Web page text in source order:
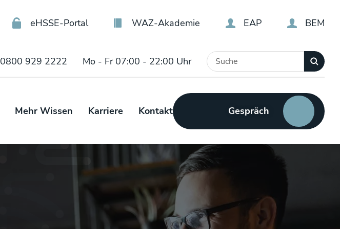
eHSSE-Portal WAZ-Akademie EAP BEM
0800 929 2222 Mo - Fr 07:00 - 22:00 Uhr
Mehr Wissen Karriere Kontakt Gespräch
vereinbaren